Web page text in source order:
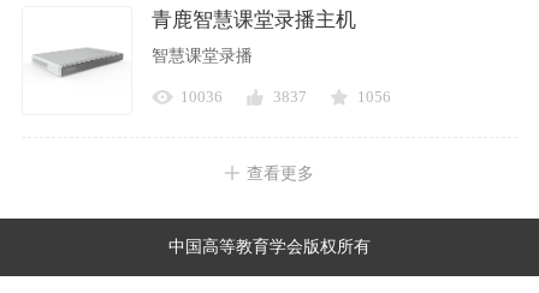
青鹿智慧课堂录播主机
智慧课堂录播
10036 3837 1056
查看更多
中国高等教育学会版权所有